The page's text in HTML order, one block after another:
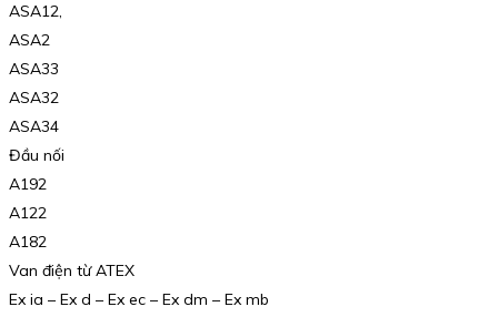
ASA12,
ASA2
ASA33
ASA32
ASA34
Đầu nối
A192
A122
A182
Van điện từ ATEX
Ex ia – Ex d – Ex ec – Ex dm – Ex mb